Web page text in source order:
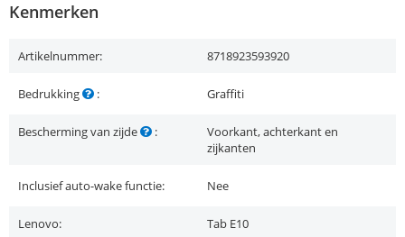
Kenmerken
Artikelnummer: 8718923593920
Bedrukking : Graffiti
Bescherming van zijde :
Voorkant, achterkant en
zijkanten
Inclusief auto-wake functie: Nee
Lenovo: Tab E10